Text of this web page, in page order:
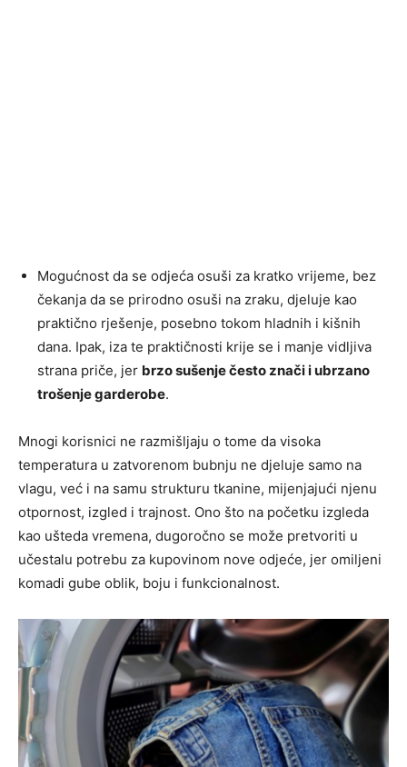
Mogućnost da se odjeća osuši za kratko vrijeme, bez
čekanja da se prirodno osuši na zraku, djeluje kao
praktično rješenje, posebno tokom hladnih i kišnih
dana. Ipak, iza te praktičnosti krije se i manje vidljiva
strana priče, jer brzo sušenje često znači i ubrzano
trošenje garderobe.
Mnogi korisnici ne razmišljaju o tome da visoka
temperatura u zatvorenom bubnju ne djeluje samo na
vlagu, već i na samu strukturu tkanine, mijenjajući njenu
otpornost, izgled i trajnost. Ono što na početku izgleda
kao ušteda vremena, dugoročno se može pretvoriti u
učestalu potrebu za kupovinom nove odjeće, jer omiljeni
komadi gube oblik, boju i funkcionalnost.